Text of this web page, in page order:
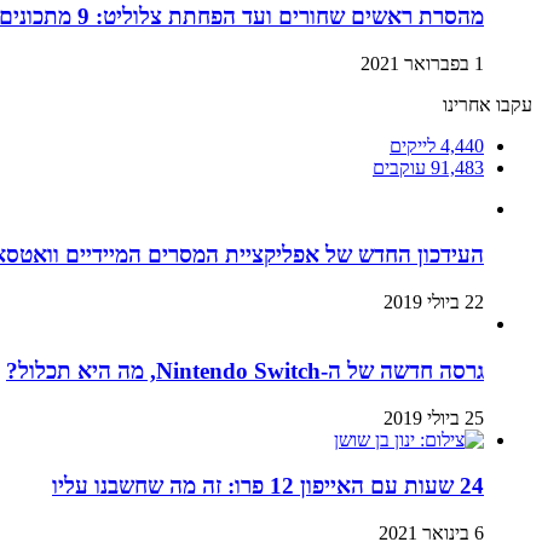
מהסרת ראשים שחורים ועד הפחתת צלוליט: 9 מתכונים ביתיים למוצרי קוסמטיקה שתוכלו בזול ובמהירות!
1 בפברואר 2021
עקבו אחרינו
4,440 לייקים
91,483 עוקבים
העידכון החדש של אפליקציית המסרים המיידיים
22 ביולי 2019
גרסה חדשה של ה-Nintendo Switch, מה היא תכלול?
25 ביולי 2019
24 שעות עם האייפון 12 פרו: זה מה שחשבנו עליו
6 בינואר 2021